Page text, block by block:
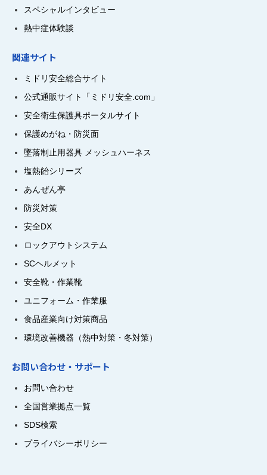
スペシャルインタビュー
熱中症体験談
関連サイト
ミドリ安全総合サイト
公式通販サイト「ミドリ安全.com」
安全衛生保護具ポータルサイト
保護めがね・防災面
墜落制止用器具 メッシュハーネス
塩熱飴シリーズ
あんぜん亭
防災対策
安全DX
ロックアウトシステム
SCヘルメット
安全靴・作業靴
ユニフォーム・作業服
食品産業向け対策商品
環境改善機器（熱中対策・冬対策）
お問い合わせ・サポート
お問い合わせ
全国営業拠点一覧
SDS検索
プライバシーポリシー